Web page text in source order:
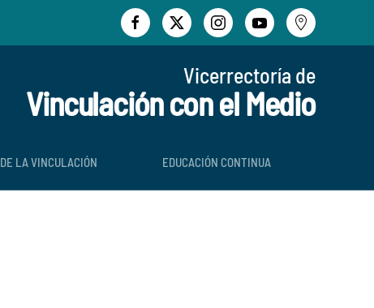
Vicerrectoría de
Vinculación con el Medio
LA VINCULACIÓN EDUCACIÓN CONTINUA